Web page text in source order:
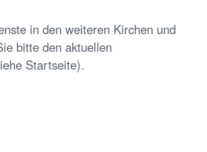
in den weiteren Kirchen und
bitte den aktuellen
Startseite).